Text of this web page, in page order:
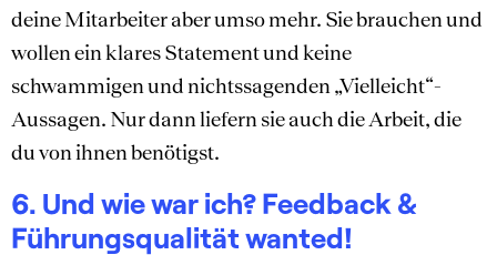
deine Mitarbeiter aber umso mehr. Sie brauchen und
wollen ein klares Statement und keine
schwammigen und nichtssagenden „Vielleicht“-
Aussagen. Nur dann liefern sie auch die Arbeit, die
du von ihnen benötigst.
6. Und wie war ich? Feedback &
Führungsqualität wanted!